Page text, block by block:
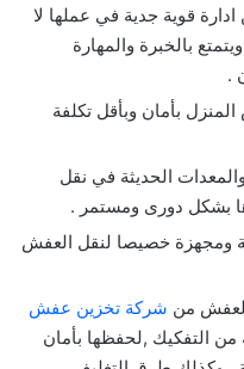
قوية جدية في عملها لا
بالخبرة والمهارة
.
بأمان وبأقل تكلفة
الحديثة في نقل
بشكل دورى ومستمر .
ومجهزة خصيصا لنقل العفش
من شركة تخزين عفش
من التفكيك ,لحفظها بأمان